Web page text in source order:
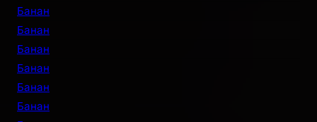
Банан
Банан
Банан
Банан
Банан
Банан